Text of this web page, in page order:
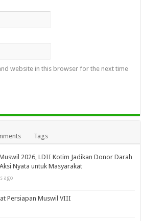
website in this browser for the next time
Tags
2026, LDII Kotim Jadikan Donor Darah
Nyata untuk Masyarakat
ago
Persiapan Muswil VIII